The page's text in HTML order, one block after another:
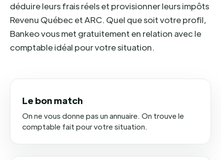
déduire leurs frais réels et provisionner leurs impôts
Revenu Québec et ARC. Quel que soit votre profil,
Bankeo vous met gratuitement en relation avec le
comptable idéal pour votre situation.
Le bon match
On ne vous donne pas un annuaire. On trouve le
comptable fait pour votre situation.